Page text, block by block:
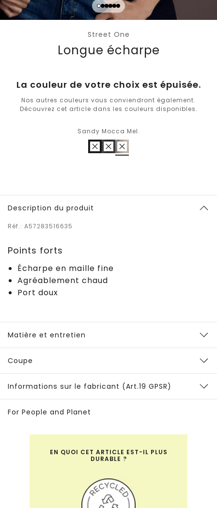
Street One
Longue écharpe
La couleur de votre choix est épuisée.
Nos autres couleurs vous conviendront également.
Découvrez cet article dans les couleurs disponibles.
Sandy Mocca Mel.
Description du produit
Réf.: A57283516635
Points forts
Écharpe en maille fine
Agréablement chaud
Port doux
Matière et entretien
Coupe
Informations sur le fabricant (Art.19 GPSR)
For People and Planet
EN QUOI CET ARTICLE EST-IL PLUS
DURABLE ?